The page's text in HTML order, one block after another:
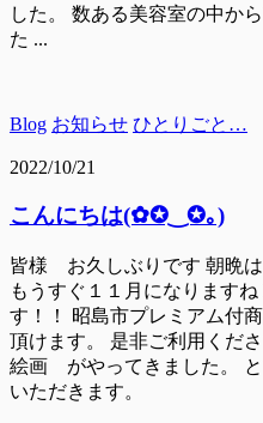
した。 数ある美容室の中か
た ...
Blog お知らせ ひとりごと…
2022/10/21
こんにちは(✿✪‿✪｡)
皆様 お久しぶりです 朝晩は
もうすぐ１１月になります
す！！ 昭島市プレミアム付
頂けます。 是非ご利用くだ
絵画 がやってきました。
いただきます。